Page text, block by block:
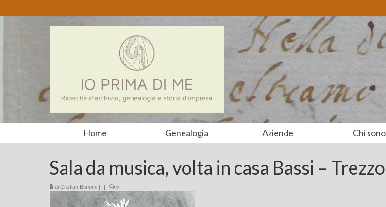
Home Genealogia Aziende Chi sono
Sala da musica, volta in casa Bassi – Trezzo
di Cristian Bonomi | | 0